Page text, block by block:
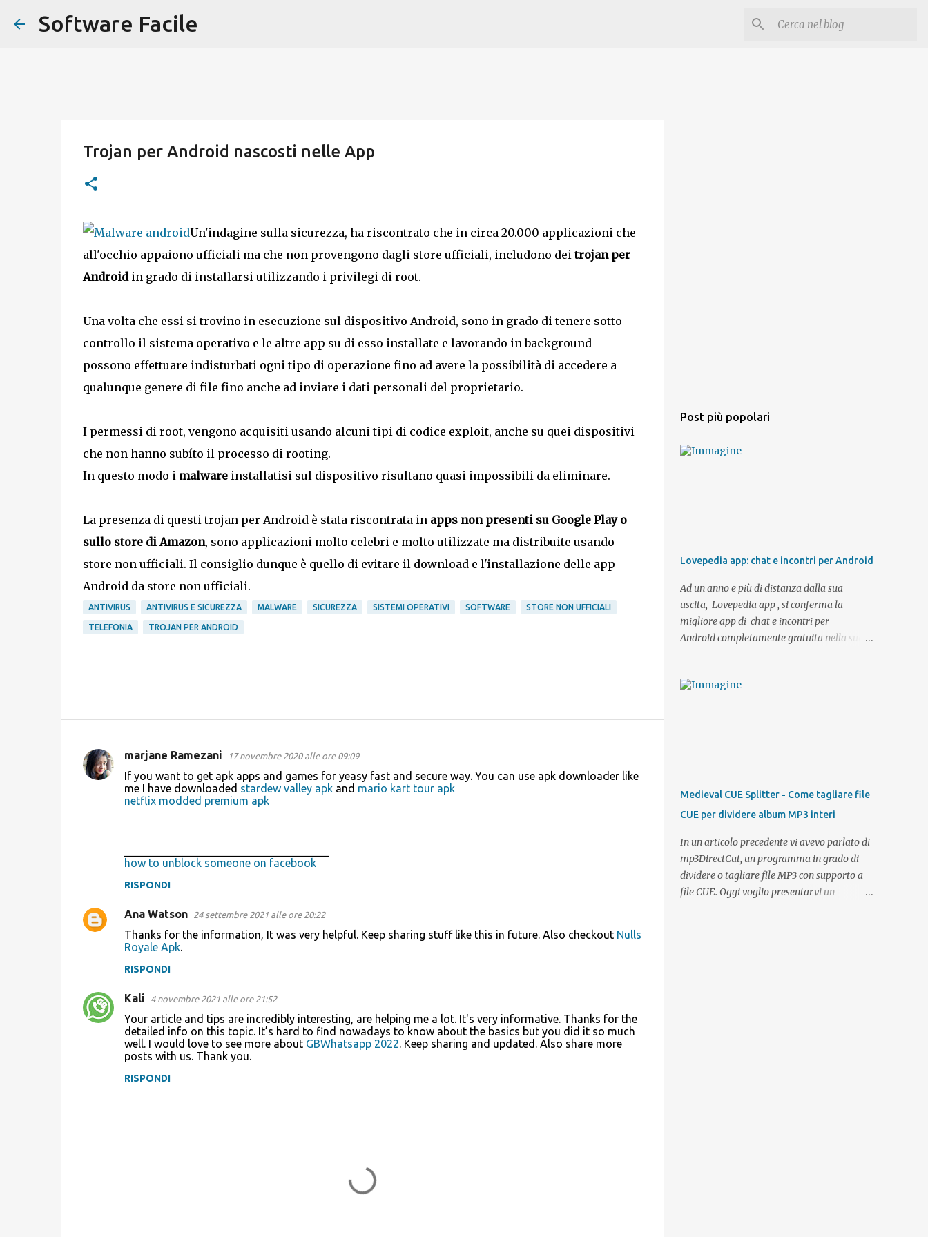
Software Facile
Trojan per Android nascosti nelle App
Un'indagine sulla sicurezza, ha riscontrato che in circa 20.000 applicazioni che
all'occhio appaiono ufficiali ma che non provengono dagli store ufficiali, includono deitrojan per
Androidin grado di installarsi utilizzando i privilegi di root.
Una volta che essi si trovino in esecuzione sul dispositivo Android, sono in grado di tenere sotto
controllo il sistema operativo e le altre app su di esso installate e lavorando in background
possono effettuare indisturbati ogni tipo di operazione fino ad avere la possibilità di accedere a
qualunque genere di file fino anche ad inviare i dati personali del proprietario.
I permessi di root, vengono acquisiti usando alcuni tipi di codice exploit, anche su quei dispositivi
che non hanno subíto il processo di rooting.
In questo modo i malwareinstallatisi sul dispositivo risultano quasi impossibili da eliminare.
La presenza di questi trojan per Android è stata riscontrata in apps non presenti su Google Play o
sullo store di Amazon, sono applicazioni molto celebri e molto utilizzate ma distribuite usando
store non ufficiali. Il consiglio dunque è quello di evitare il download e l'installazione delle app
Android da store non ufficiali.
ANTIVIRUS ANTIVIRUS E SICUREZZA MALWARE SICUREZZA SISTEMI OPERATIVI SOFTWARE STORE NON UFFICIALI
TELEFONIA TROJAN PER ANDROID
C
marjane Ramezani 17 novembre 2020 alle ore 09:09
If you want to get apk apps and games for yeasy fast and secure way. You can use apk downloader like
me I have downloaded stardew valley apkand mario kart tour apk
netflix modded premium apk
how to unblock someone on facebook
RISPONDI
Ana Watson 24 settembre 2021 alle ore 20:22
Thanks for the information, It was very helpful. Keep sharing stuff like this in future. Also checkout Nulls
Royale Apk.
RISPONDI
Kali 4 novembre 2021 alle ore 21:52
Your article and tips are incredibly interesting, are helping me a lot. It's very informative. Thanks for the
detailed info on this topic. It’s hard to find nowadays to know about the basics but you did it so much
well. I would love to see more about GBWhatsapp 2022. Keep sharing and updated. Also share more
posts with us. Thank you.
RISPONDI
Post più popolari
Lovepedia app: chat e incontri per Android
Ad un anno e più di distanza dalla sua
uscita, Lovepedia app , si conferma la
migliore app di chat e incontri per
Android completamente gratuita nella sua
smartphone o un tablet Android e l'accesso
login con i vostri dati di accesso ed avere
sempre con voi la possibilità di visualizzare i
profili degli utenti per intero, chattare,
inviare messaggi, effettuare una ricerca etc..
Semplice e veloce e soprattutto comoda,
direttamente dall'ufficio, dal bus o dal parco
potrete sempre avere la possibilità di restare
Medieval CUE Splitter - Come tagliare file
CUE per dividere album MP3 interi
In un articolo precedente vi avevo parlato di
mp3DirectCut, un programma in grado di
dividere o tagliare file MP3 con supporto a
file CUE. Oggi voglio presentarvi un